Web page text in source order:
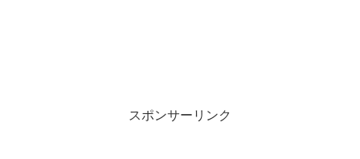
スポンサーリンク